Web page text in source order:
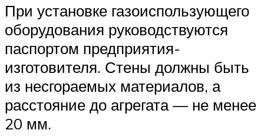
При установке газоиспользующего
оборудования руководствуются
паспортом предприятия-
изготовителя. Стены должны быть
из несгораемых материалов, а
расстояние до агрегата — не менее
20 мм.